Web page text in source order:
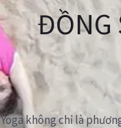
ĐỒNG
Yoga không chỉ là